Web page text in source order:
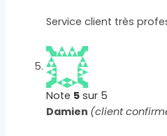
Service client très
Note 5 sur 5
Damien (client